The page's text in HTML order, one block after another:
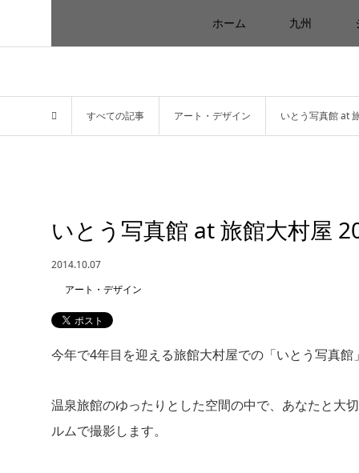
ホーム 九州
すべての記事 アート・デザイン いとう写真館 at
いとう写真館 at 旅館大村屋
2014.10.07
アート・デザイン
今年で4年目を迎える旅館大村屋での「いとう写真館
温泉旅館のゆったりとした空間の中で、あなたと大
ルムで撮影します。